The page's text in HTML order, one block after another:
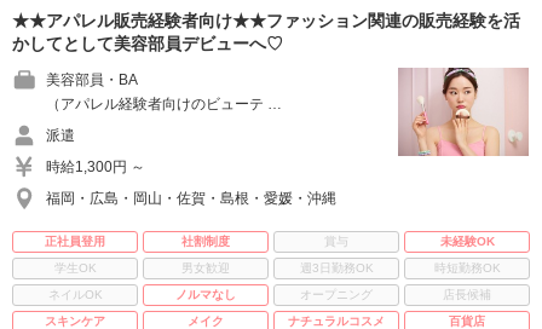
★★アパレル販売経験者向け★★ファッション関連の販売経験を活
かしてとして美容部員デビューへ♡
美容部員・BA
（アパレル経験者向けのビューテ …
派遣
時給1,300円 ～
福岡・広島・岡山・佐賀・島根・愛媛・沖縄
正社員登用 社割制度 賞与
未経験OK
学生OK
男女歓迎 週3日勤務OK
時短勤務OK
ネイルOK
ノルマなし オープニング
店長候補
スキンケア
メイク ナチュラルコスメ 百貨店